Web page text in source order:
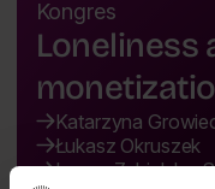
Kongres
Loneliness
Katarzyna
Łukasz Okruszek
Iwona Zabielska-